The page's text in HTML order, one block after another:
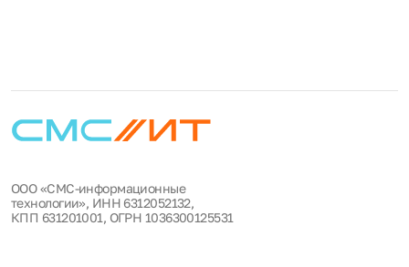
ООО «СМС-информационные
технологии», ИНН 6312052132,
КПП 631201001, ОГРН 1036300125531